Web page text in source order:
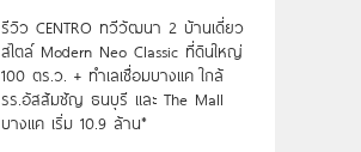
รีวิว CENTRO ทวีวัฒนา 2 บ้านเดี่ยว
สไตล์ Modern Neo Classic ที่ดินใหญ่
100 ตร.ว. + ทำเลเชื่อมบางแค ใกล้
รร.อัสสัมชัญ ธนบุรี และ The Mall
บางแค เริ่ม 10.9 ล้าน*